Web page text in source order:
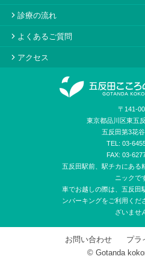
診療の流れ
よくあるご質問
アクセス
〒141-
東京都品川区東五
五反田第3花
TEL: 03-
FAX: 03-
五反田駅前、駅チカにある
ニックで
車でお越しの際は、五反田
ンパーキングをご利用くだ
ざいませ
お問い合わせ
プラ
© Gotanda